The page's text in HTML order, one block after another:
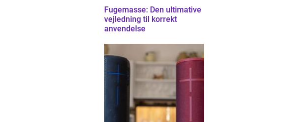
Fugemasse: Den ultimative
vejledning til korrekt
anvendelse